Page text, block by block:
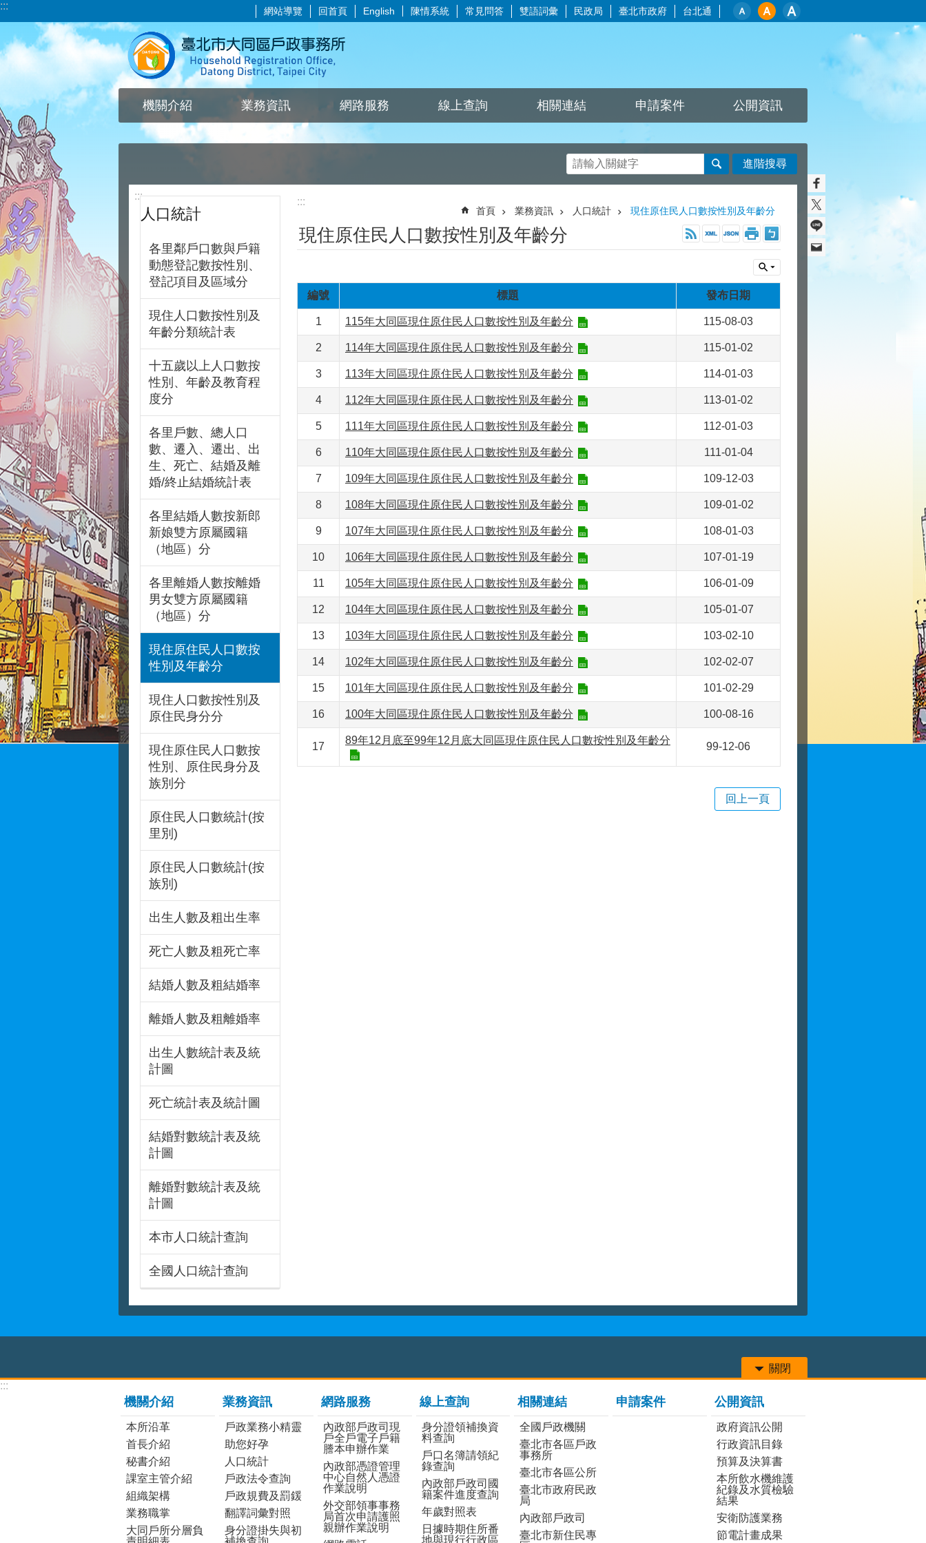
跳到主要內容區塊
::: 網站導覽 回首頁 English 陳情系統 常見問答 雙語詞彙 民政局 臺北市政府 台北通
機關介紹 業務資訊 網路服務 線上查詢 相關連結 申請案件 公開資訊
進階搜尋
:::
人口統計
各里鄰戶口數與戶籍
動態登記數按性別、
登記項目及區域分
現住人口數按性別及
年齡分類統計表
十五歲以上人口數按
性別、年齡及教育程
度分
各里戶數、總人口
數、遷入、遷出、出
生、死亡、結婚及離
婚/終止結婚統計表
各里結婚人數按新郎
新娘雙方原屬國籍
（地區）分
各里離婚人數按離婚
男女雙方原屬國籍
（地區）分
現住原住民人口數按
性別及年齡分
現住人口數按性別及
原住民身分分
現住原住民人口數按
性別、原住民身分及
族別分
原住民人口數統計(按
里別)
原住民人口數統計(按
族別)
出生人數及粗出生率
死亡人數及粗死亡率
結婚人數及粗結婚率
離婚人數及粗離婚率
出生人數統計表及統
計圖
死亡統計表及統計圖
結婚對數統計表及統
計圖
離婚對數統計表及統
計圖
本市人口統計查詢
全國人口統計查詢
:::
首頁 業務資訊 人口統計 現住原住民人口數按性別及年齡分
現住原住民人口數按性別及年齡分
編號 標題 發布日期
1 115年大同區現住原住民人口數按性別及年齡分 115-08-03
2 114年大同區現住原住民人口數按性別及年齡分 115-01-02
3 113年大同區現住原住民人口數按性別及年齡分 114-01-03
4 112年大同區現住原住民人口數按性別及年齡分 113-01-02
5 111年大同區現住原住民人口數按性別及年齡分 112-01-03
6 110年大同區現住原住民人口數按性別及年齡分 111-01-04
7 109年大同區現住原住民人口數按性別及年齡分 109-12-03
8 108年大同區現住原住民人口數按性別及年齡分 109-01-02
9 107年大同區現住原住民人口數按性別及年齡分 108-01-03
10 106年大同區現住原住民人口數按性別及年齡分 107-01-19
11 105年大同區現住原住民人口數按性別及年齡分 106-01-09
12 104年大同區現住原住民人口數按性別及年齡分 105-01-07
13 103年大同區現住原住民人口數按性別及年齡分 103-02-10
14 102年大同區現住原住民人口數按性別及年齡分 102-02-07
15 101年大同區現住原住民人口數按性別及年齡分 101-02-29
16 100年大同區現住原住民人口數按性別及年齡分 100-08-16
17
89年12月底至99年12月底大同區現住原住民人口數按性別及年齡分
99-12-06
回上一頁
關閉
:::
機關介紹
本所沿革
首長介紹
秘書介紹
課室主管介紹
組織架構
業務職掌
大同戶所分層負
業務資訊
戶政業務小精靈
助您好孕
人口統計
戶政法令查詢
戶政規費及罰鍰
翻譯詞彙對照
身分證掛失與初
網路服務
內政部戶政司現
戶全戶電子戶籍
謄本申辦作業
內政部憑證管理
中心自然人憑證
作業說明
外交部領事事務
局首次申請護照
親辦作業說明
線上查詢
身分證領補換資
料查詢
戶口名簿請領紀
錄查詢
內政部戶政司國
籍案件進度查詢
年歲對照表
日據時期住所番
地與現行行政區
相關連結
全國戶政機關
臺北市各區戶政
事務所
臺北市各區公所
臺北市政府民政
局
內政部戶政司
臺北市新住民專
申請案件 公開資訊
政府資訊公開
行政資訊目錄
預算及決算書
本所飲水機維護
紀錄及水質檢驗
結果
安衛防護業務
節電計畫成果